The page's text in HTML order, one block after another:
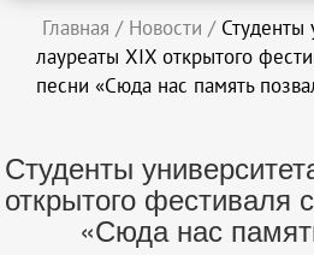
Главная / Новости / Студенты
лауреаты XIX открытого
песни «Сюда нас память
Студенты
открытого фестиваля
«Сюда нас